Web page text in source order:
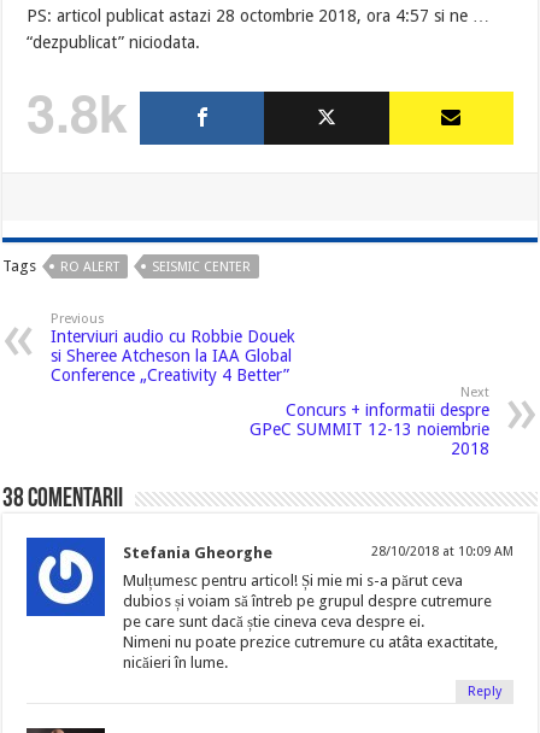
PS: articol publicat astazi 28 octombrie 2018, ora 4:57 si ne …
“dezpublicat” niciodata.
3.8k
Tags RO ALERT SEISMIC CENTER
Previous
Interviuri audio cu Robbie Douek
si Sheree Atcheson la IAA Global
Conference „Creativity 4 Better”
Next
Concurs + informatii despre
GPeC SUMMIT 12-13 noiembrie
2018
38 comentarii
Stefania Gheorghe 28/10/2018 at 10:09 AM
Mulțumesc pentru articol! Și mie mi s-a părut ceva
dubios și voiam să întreb pe grupul despre cutremure
pe care sunt dacă știe cineva ceva despre ei.
Nimeni nu poate prezice cutremure cu atâta exactitate,
nicăieri în lume.
Reply